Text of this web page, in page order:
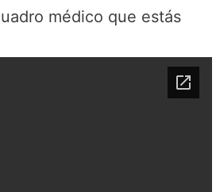
médico que estás